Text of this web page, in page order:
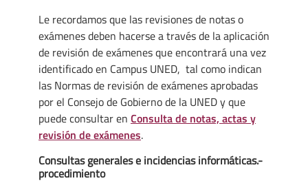
Le recordamos que las revisiones de notas o
exámenes deben hacerse a través de la aplicación
de revisión de exámenes que encontrará una vez
identificado en Campus UNED, tal como indican
las Normas de revisión de exámenes aprobadas
por el Consejo de Gobierno de la UNED y que
puede consultar en Consulta de notas, actas y
revisión de exámenes.
Consultas generales e incidencias informáticas.-
procedimiento